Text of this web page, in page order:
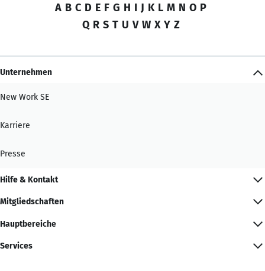
A B C D E F G H I J K L M N O P
Q R S T U V W X Y Z
Unternehmen
New Work SE
Karriere
Presse
Hilfe & Kontakt
Mitgliedschaften
Hauptbereiche
Services